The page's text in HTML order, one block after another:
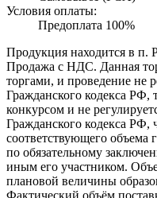
Условия оплаты:
Предоплата 100%
Продукция находится в п.
Продажа с НДС. Данная
торгами, и проведение не
Гражданского кодекса РФ,
конкурсом и не
Гражданского кодекса
соответствующего объема
по обязательному
иным его участником.
плановой величины
Фактический объём